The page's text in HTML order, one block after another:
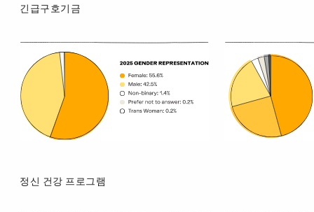
긴급구호기금
긴급구호기금 관련 통계 자료입니다.
정신 건강 프로그램